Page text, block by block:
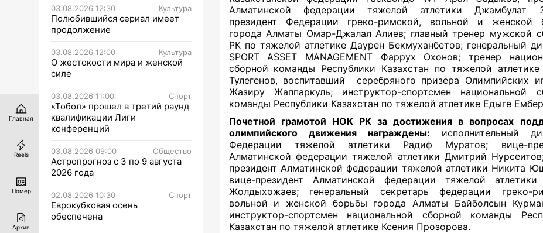
03.08.2026 12:30 Культура
Полюбившийся сериал имеет
продолжение
03.08.2026 12:00 Культура
О жестокости мира и женской
силе
03.08.2026 11:00 Спорт
«Тобол» прошел в третий раунд
квалификации Лиги
конференций
03.08.2026 09:00 Общество
Астропрогноз с 3 по 9 августа
2026 года
02.08.2026 10:30 Спорт
Еврокубковая осень
обеспечена
Алматинской федерации тяжелой атлетики Джамбулат
президент Федерации греко-римской, вольной и женской
города Алматы Омар-Джалал Алиев; главный тренер мужской
РК по тяжелой атлетике Даурен Бекмуханбетов; генеральный
SPORT ASSET MANAGEMENT Фаррух Охонов; тренер
сборной команды Республики Казахстан по тяжелой
Тулегенов, воспитавший
серебряного призера Олимпийских
Жазиру Жаппаркуль; инструктор-спортсмен национальной
команды Республики Казахстан по тяжелой атлетике Едыге
Почетной грамотой НОК РК за достижения в вопросах
олимпийского движения награждены: исполнительный
Федерации тяжелой атлетики Радиф Муратов; вице-
Алматинской федерации тяжелой атлетики Дмитрий
президент Алматинской федерации тяжелой атлетики Никита
вице-президент Алматинской федерации тяжелой
Жолдыхожаев; генеральный секретарь федерации греко-
вольной и женской борьбы города Алматы Байболсын
инструктор-спортсмен национальной сборной команды
Казахстан по тяжелой атлетике Ксения Прозорова.
Главная
Reels
Номер
Архив